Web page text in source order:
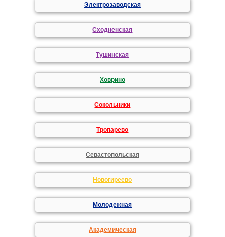
Электрозаводская
Сходненская
Тушинская
Ховрино
Сокольники
Тропарево
Севастопольская
Новогиреево
Молодежная
Академическая